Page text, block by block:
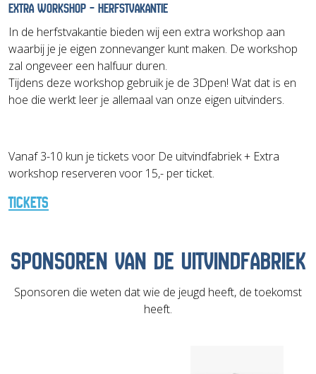
EXTRA WORKSHOP – HERFSTVAKANTIE
In de herfstvakantie bieden wij een extra workshop aan
waarbij je je eigen zonnevanger kunt maken. De workshop
zal ongeveer een halfuur duren.
Tijdens deze workshop gebruik je de 3Dpen! Wat dat is en
hoe die werkt leer je allemaal van onze eigen uitvinders.
Vanaf 3-10 kun je tickets voor De uitvindfabriek + Extra
workshop reserveren voor 15,- per ticket.
TICKETS
SPONSOREN VAN DE UITVINDFABRIEK
Sponsoren die weten dat wie de jeugd heeft, de toekomst
heeft.